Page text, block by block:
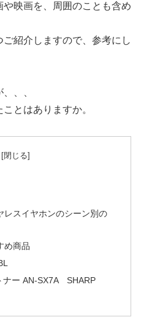
映画を、周囲のことも含め
紹介しますので、参考にし
、、
とはありますか。
レスイヤホンのシーン別の
め商品
ナー AN-SX7A SHARP